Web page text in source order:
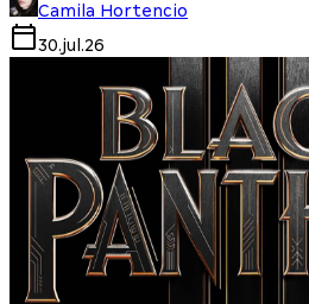
Camila Hortencio
30.jul.26